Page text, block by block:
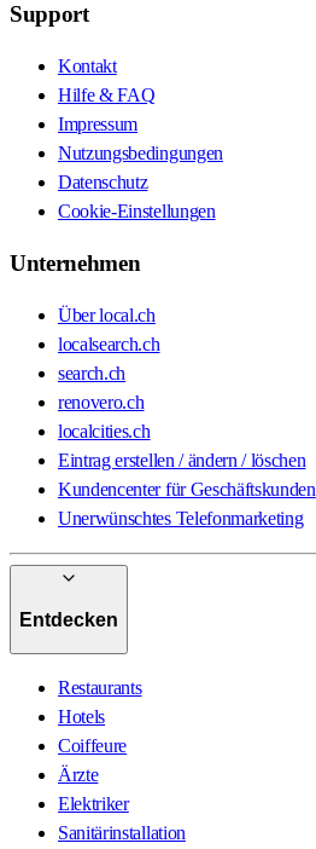
Support
Kontakt
Hilfe & FAQ
Impressum
Nutzungsbedingungen
Datenschutz
Cookie-Einstellungen
Unternehmen
Über local.ch
localsearch.ch
search.ch
renovero.ch
localcities.ch
Eintrag erstellen / ändern / löschen
Kundencenter für Geschäftskunden
Unerwünschtes Telefonmarketing
Entdecken
Restaurants
Hotels
Coiffeure
Ärzte
Elektriker
Sanitärinstallation